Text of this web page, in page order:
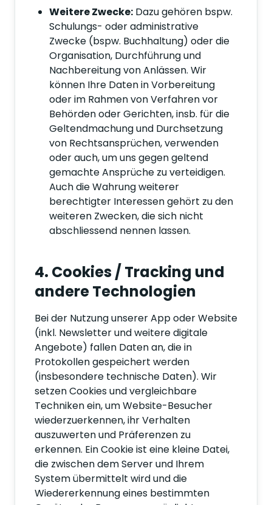
Weitere Zwecke: Dazu gehören bspw.
Schulungs- oder administrative
Zwecke (bspw. Buchhaltung) oder die
Organisation, Durchführung und
Nachbereitung von Anlässen. Wir
können Ihre Daten in Vorbereitung
oder im Rahmen von Verfahren vor
Behörden oder Gerichten, insb. für die
Geltendmachung und Durchsetzung
von Rechtsansprüchen, verwenden
oder auch, um uns gegen geltend
gemachte Ansprüche zu verteidigen.
Auch die Wahrung weiterer
berechtigter Interessen gehört zu den
weiteren Zwecken, die sich nicht
abschliessend nennen lassen.
4. Cookies / Tracking und
andere Technologien
Bei der Nutzung unserer App oder Website
(inkl. Newsletter und weitere digitale
Angebote) fallen Daten an, die in
Protokollen gespeichert werden
(insbesondere technische Daten). Wir
setzen Cookies und vergleichbare
Techniken ein, um Website-Besucher
wiederzuerkennen, ihr Verhalten
auszuwerten und Präferenzen zu
erkennen. Ein Cookie ist eine kleine Datei,
die zwischen dem Server und Ihrem
System übermittelt wird und die
Wiedererkennung eines bestimmten